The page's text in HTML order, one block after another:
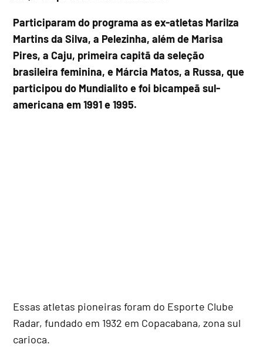
Participaram do programa as ex-atletas Marilza
Martins da Silva, a Pelezinha, além de Marisa
Pires, a Caju, primeira capitã da seleção
brasileira feminina, e Márcia Matos, a Russa, que
participou do Mundialito e foi bicampeã sul-
americana em 1991 e 1995.
Essas atletas pioneiras foram do Esporte Clube
Radar, fundado em 1932 em Copacabana, zona sul
carioca.